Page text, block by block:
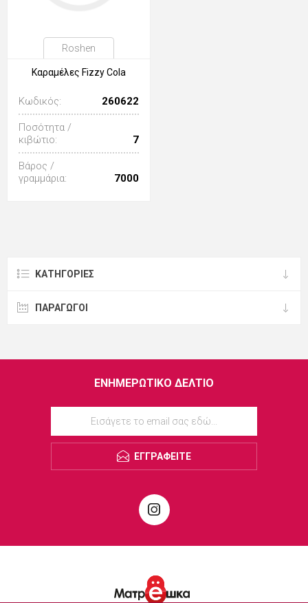
Roshen
Καραμέλες Fizzy Cola
Κωδικός: 260622
Ποσότητα /
κιβώτιο:
7
Βάρος /
γραμμάρια:
7000
ΚΑΤΗΓΟΡΊΕΣ
ΠΑΡΑΓΩΓΟΙ
ΕΝΗΜΕΡΩΤΙΚΌ ΔΕΛΤΊΟ
ΕΓΓΡΑΦΕΊΤΕ